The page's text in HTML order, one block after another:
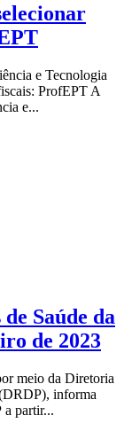
e Tecnologia
ProfEPT A
e...
Saúde da
de 2023
meio da Diretoria
informa
a partir...